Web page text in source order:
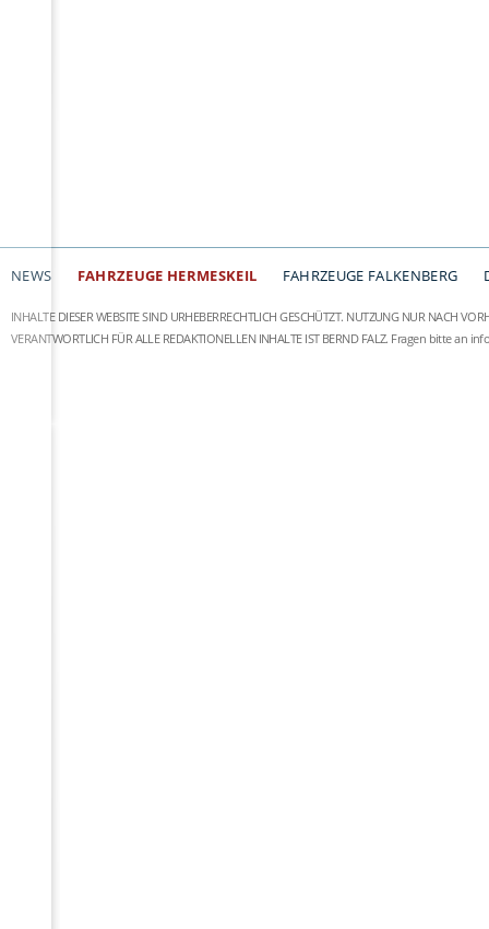
NEWS FAHRZEUGE HERMESKEIL FAHRZEUGE FALKENBERG
INHALTE DIESER WEBSITE SIND URHEBERRECHTLICH GESCHÜTZT. NUTZUNG NUR NACH
VERANTWORTLICH FÜR ALLE REDAKTIONELLEN INHALTE IST BERND FALZ. Fragen bitte an